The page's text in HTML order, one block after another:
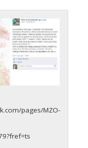
pages/MZO-